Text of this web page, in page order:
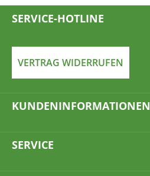
SERVICE-HOTLINE
VERTRAG WIDERRUFEN
KUNDENINFORMATIONEN
SERVICE